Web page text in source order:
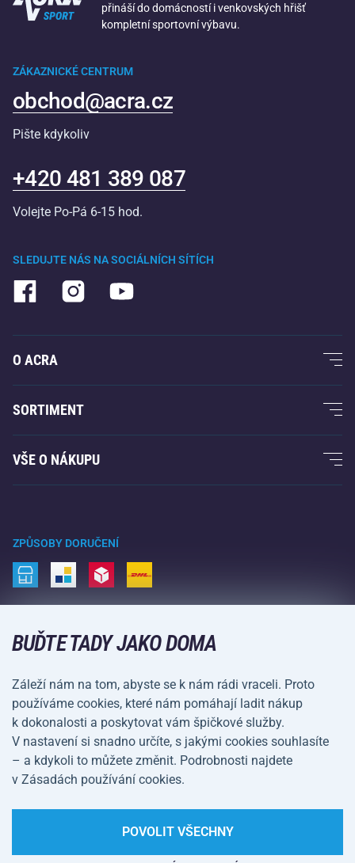
přináší do domácností i venkovských hřišť
kompletní sportovní výbavu.
SLEDUJTE NÁS NA SOCIÁLNÍCH SÍTÍCH
ZÁKAZNICKÉ CENTRUM
obchod@acra.cz
Pište kdykoliv
+420 481 389 087
Volejte Po-Pá 6-15 hod.
O ACRA
O nás
Acra garance
Kontakty
SORTIMENT
Fitness a posilování
Raketové sporty
Volný čas a zábava
Kemping a turistika
Bojové sporty
Kola a koloběžky
Vodní sporty
Sportovní oblečení a doplňky
VŠE O NÁKUPU
Doprava a platba
ZPŮSOBY DORUČENÍ
Obchodní podmínky Ochrana osobních údajů
Nastavení cookies
BUĎTE TADY JAKO DOMA
Záleží nám na tom, abyste se k nám rádi vraceli. Proto
používáme cookies, které nám pomáhají ladit nákup
k dokonalosti a poskytovat vám špičkové služby.
V nastavení si snadno určíte, s jakými cookies souhlasíte
– a kdykoli to můžete změnit. Podrobnosti najdete
v Zásadách používání cookies.
POVOLIT VŠECHNY